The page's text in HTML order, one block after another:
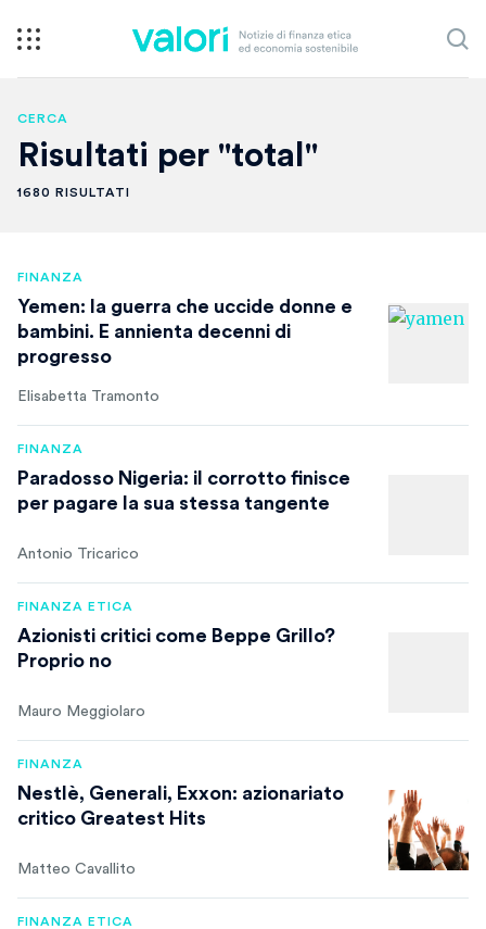
CERCA
Risultati per "total"
1680 RISULTATI
FINANZA
Yemen: la guerra che uccide donne e
bambini. E annienta decenni di
progresso
Elisabetta Tramonto
FINANZA
Paradosso Nigeria: il corrotto finisce
per pagare la sua stessa tangente
Antonio Tricarico
FINANZA ETICA
Azionisti critici come Beppe Grillo?
Proprio no
Mauro Meggiolaro
FINANZA
Nestlè, Generali, Exxon: azionariato
critico Greatest Hits
Matteo Cavallito
FINANZA ETICA